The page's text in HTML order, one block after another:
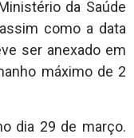
da Saúde
como a data
ser anexado em
máximo de 2
dia 29 de março.